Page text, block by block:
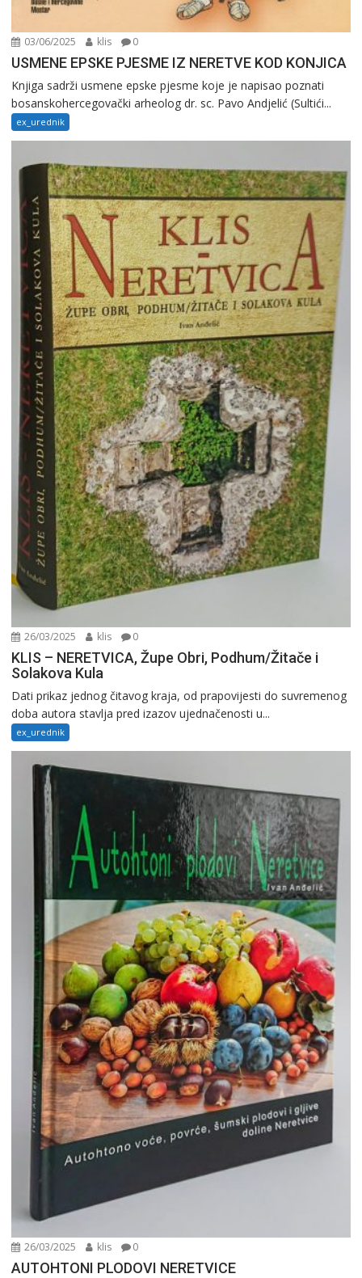
03/06/2025 klis 0
USMENE EPSKE PJESME IZ NERETVE KOD KONJICA
Knjiga sadrži usmene epske pjesme koje je napisao poznati
bosanskohercegovački arheolog dr. sc. Pavo Andjelić (Sultići...
ex_urednik
26/03/2025 klis 0
KLIS – NERETVICA, Župe Obri, Podhum/Žitače i
Solakova Kula
Dati prikaz jednog čitavog kraja, od prapovijesti do suvremenog
doba autora stavlja pred izazov ujednačenosti u...
ex_urednik
26/03/2025 klis 0
AUTOHTONI PLODOVI NERETVICE